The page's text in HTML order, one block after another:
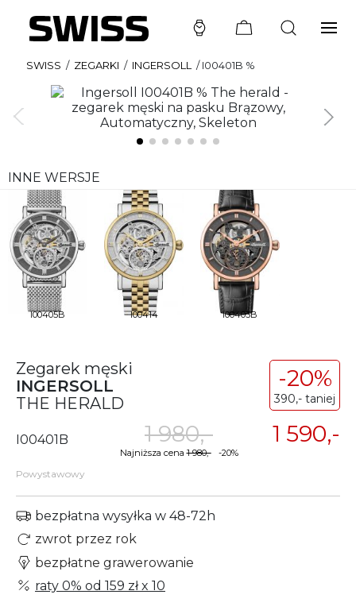
SWISS / ZEGARKI / INGERSOLL /I00401B %
INNE WERSJE
I00405B I00414 I00403B
Zegarek męski
INGERSOLL
THE HERALD
-20%
390,- taniej
I00401B
Powystawowy
1 590,-
1 980,-
Najniższa cena1 980,--20%
bezpłatna wysyłka w 48-72h
zwrot przez rok
bezpłatne grawerowanie
raty 0% od 159 złx 10